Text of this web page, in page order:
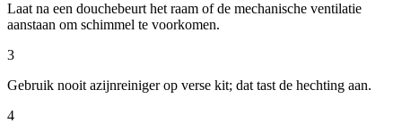
Laat na een douchebeurt het raam of de mechanische ventilatie
aanstaan om schimmel te voorkomen.
3
Gebruik nooit azijnreiniger op verse kit; dat tast de hechting aan.
4